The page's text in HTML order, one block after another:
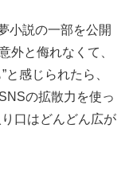
小説の一部を公開
外と侮れなくて、
感じられたら、
の拡散力を使っ
口はどんどん広が